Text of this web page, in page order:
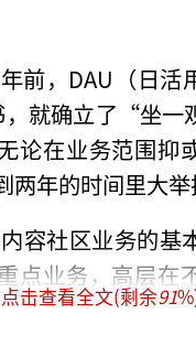
前，DAU（日活
，就确立了“坐一
论在业务范围抑
两年的时间里大举
容社区业务的基
点业务，高层在
只为找到持续增
点击查看全文(剩余91